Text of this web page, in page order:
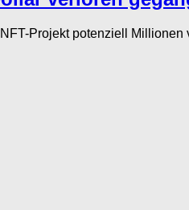
Projekt potenziell Millionen